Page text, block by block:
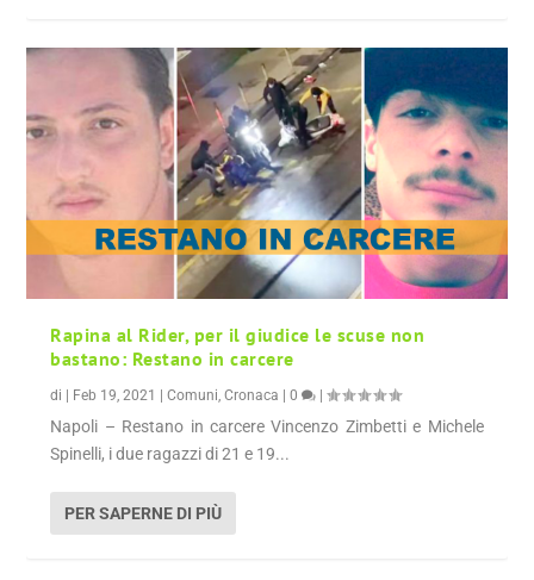
Rapina al Rider, per il giudice le scuse non
bastano: Restano in carcere
di Feb 19, 2021 |Comuni,Cronaca |0 |
Napoli – Restano in carcere Vincenzo Zimbetti e Michele
Spinelli, i due ragazzi di 21 e 19...
PER SAPERNE DI PIÙ